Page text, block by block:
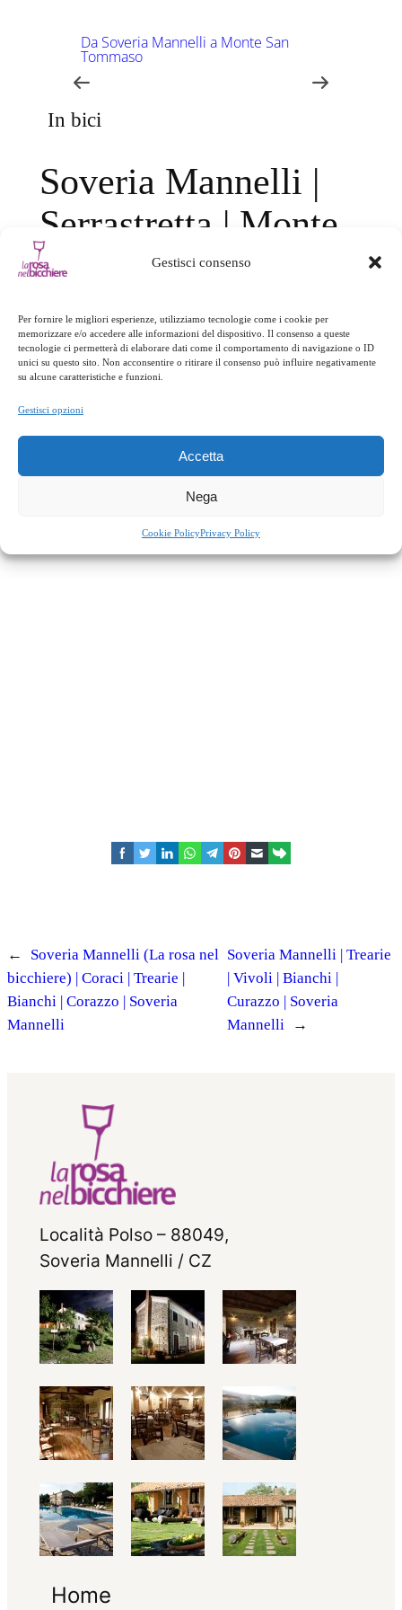
Gestisci consenso
Per fornire le migliori esperienze, utilizziamo tecnologie come i cookie per
memorizzare e/o accedere alle informazioni del dispositivo. Il consenso a queste
tecnologie ci permetterà di elaborare dati come il comportamento di navigazione o ID
unici su questo sito. Non acconsentire o ritirare il consenso può influire negativamente
su alcune caratteristiche e funzioni.
Gestisci opzioni
Accetta
Nega
Cookie PolicyPrivacy Policy
Da Soveria Mannelli a Monte San
Tommaso
Dall’Abbazia di Corazzo a Monte
Eremita
Risalita del Fosso Vaccarizzo e del
Vallone Guglielmino
Da Polso di Soveria Mannelli lungo un
Gesonte e Case Staglio
In bici
Soveria Mannelli |
Serrastretta | Monte
Condrò | Passo
Acquavona |
Decollatura | Soveria
Mannelli
facebooktwitterlinkedinwhatsapptelegram
pinterest email link
←
Soveria Mannelli (La rosa nel
bicchiere) | Coraci | Trearie |
Bianchi | Corazzo | Soveria
Mannelli
Soveria Mannelli | Trearie
| Vivoli | Bianchi |
Curazzo | Soveria
Mannelli
→
Località Polso – 88049,
Soveria Mannelli / CZ
Home